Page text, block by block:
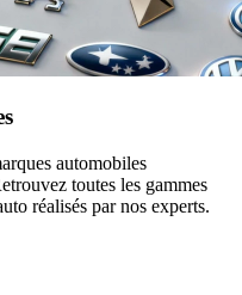
automobiles
toutes les gammes
réalisés par nos experts.